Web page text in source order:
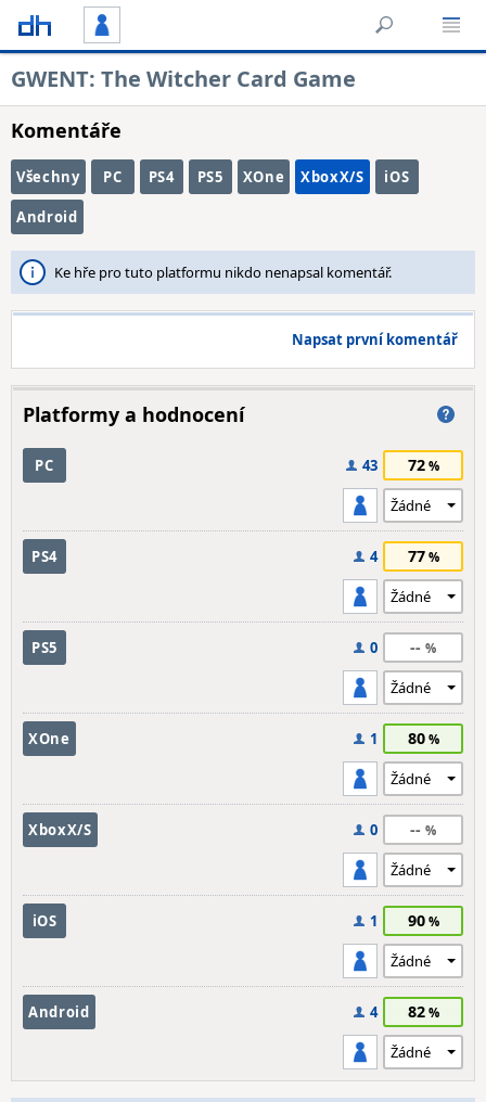
GWENT: The Witcher Card Game
Komentáře
Všechny PC PS4 PS5 XOne XboxX/S iOS
Android
Ke hře pro tuto platformu nikdo nenapsal komentář.
Napsat první komentář
Platformy a hodnocení
PC 43 72
PS4 4 77
PS5 0 --
XOne 1 80
XboxX/S 0 --
iOS 1 90
Android 4 82